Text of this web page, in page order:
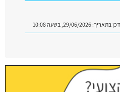
בתאריך:29/06/2026, בשעה 10:08